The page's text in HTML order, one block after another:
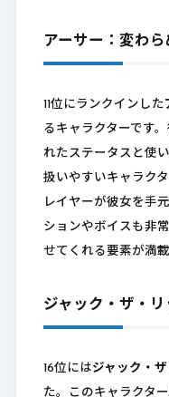
アーサー：変わら
11位にランクインした
るキャラクターです
れたステータスと使
扱いやすいキャラク
レイヤーが彼女を手
ションやボイスも非
せてくれる要素が満載
ジャック・ザ・
16位にはジャック・
た。このキャラクタ